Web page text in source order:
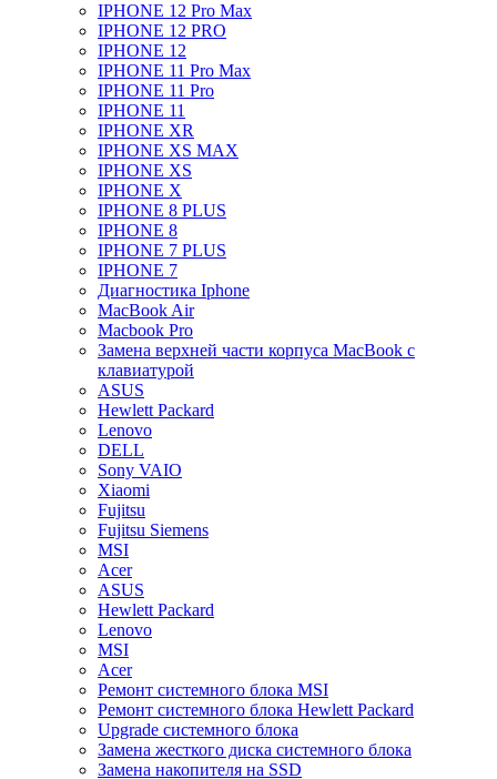
IPHONE 12 Pro Max
IPHONE 12 PRO
IPHONE 12
IPHONE 11 Pro Max
IPHONE 11 Pro
IPHONE 11
IPHONE XR
IPHONE XS MAX
IPHONE XS
IPHONE X
IPHONE 8 PLUS
IPHONE 8
IPHONE 7 PLUS
IPHONE 7
Диагностика Iphone
MacBook Air
Macbook Pro
Замена верхней части корпуса MacBook с
клавиатурой
ASUS
Hewlett Packard
Lenovo
DELL
Sony VAIO
Xiaomi
Fujitsu
Fujitsu Siemens
MSI
Acer
ASUS
Hewlett Packard
Lenovo
MSI
Acer
Ремонт системного блока MSI
Ремонт системного блока Hewlett Packard
Upgrade системного блока
Замена жесткого диска системного блока
Замена накопителя на SSD